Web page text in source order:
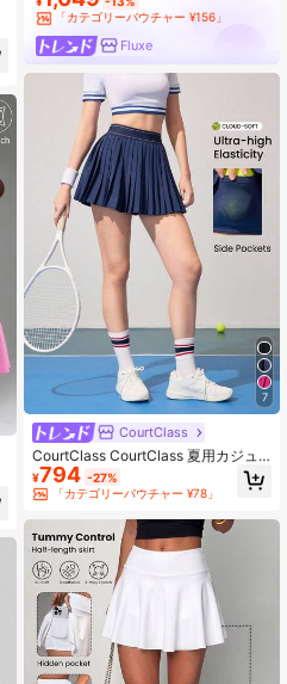
「カテゴリーバウチャー ¥156」
Fluxe
7
CourtClass
CourtClass CourtClass 夏用カジュ
アル 多機能プリーツヨガスポーツス
カートショーツ
¥794 -27%
「カテゴリーバウチャー ¥78」